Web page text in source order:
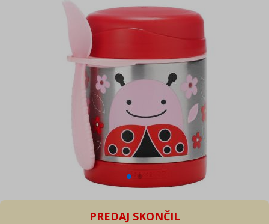
PREDAJ SKONČIL